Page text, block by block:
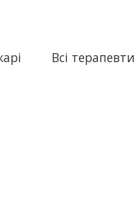
Всі терапевти